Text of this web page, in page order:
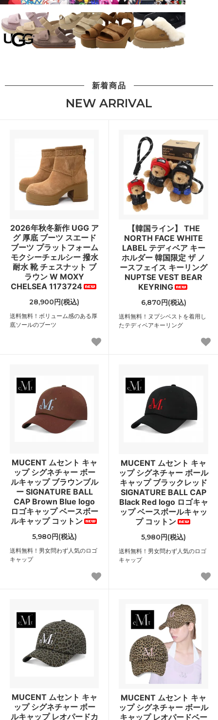
新着商品
NEW ARRIVAL
2026年秋冬新作 UGG ア
グ 厚底 ブーツ スエード
ブーツ プラットフォーム
モクシーチェルシー 撥水
耐水 靴 チェスナット ブ
ラウン W MOXY
CHELSEA 1173724
28,900円(税込)
送料無料！ボリューム感のある厚
底ソールのブーツ
【韓国ライン】 THE
NORTH FACE WHITE
LABEL テディベア キー
ホルダー 韓国限定 ザ ノ
ースフェイス キーリング
NUPTSE VEST BEAR
KEYRING
6,870円(税込)
送料無料！ヌプシベストを着用し
たテディベアキーリング
MUCENT ムセント キャ
ップ シグネチャー ボー
ルキャップ ブラウンブル
ー SIGNATURE BALL
CAP Brown Blue logo
ロゴキャップ ベースボー
ルキャップ コットン
5,980円(税込)
送料無料！男女問わず人気のロゴ
キャップ
MUCENT ムセント キャ
ップ シグネチャー ボール
キャップ ブラックレッド
SIGNATURE BALL CAP
Black Red logo ロゴキャ
ップ ベースボールキャッ
プ コットン
5,980円(税込)
送料無料！男女問わず人気のロゴ
キャップ
MUCENT ムセント キャ
ップ シグネチャー ボー
ルキャップ レオパードカ
MUCENT ムセント キャ
ップ シグネチャー ボール
キャップ レオパードベー